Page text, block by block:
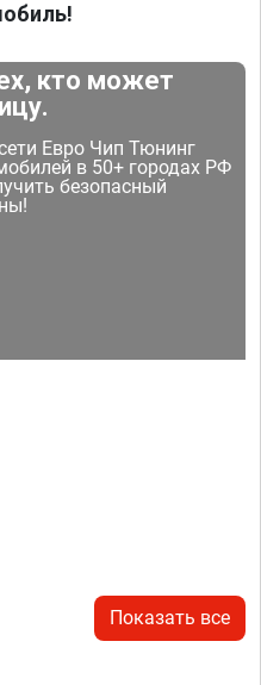
кто может
Евро Чип Тюнинг
в 50+ городах РФ
безопасный
Показать все